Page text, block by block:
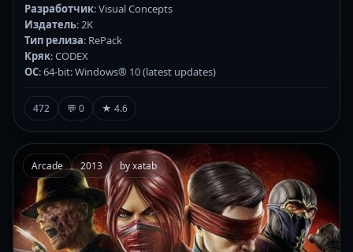
Разработчик: Visual Concepts
Издатель: 2K
Тип релиза: RePack
Кряк: CODEX
ОС: 64-bit: Windows® 10 (latest updates)
472 💬 0 ★ 4.6
Arcade 2013 by xatab